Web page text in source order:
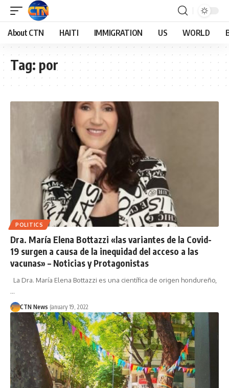
About CTN HAITI IMMIGRATION US WORLD
Tag: por
POLITICS
Dra. María Elena Bottazzi «las variantes de la Covid-
19 surgen a causa de la inequidad del acceso a las
vacunas» – Noticias y Protagonistas
La Dra. María Elena Bottazzi es una científica de origen hondureño,
…
CTN News January 19, 2022